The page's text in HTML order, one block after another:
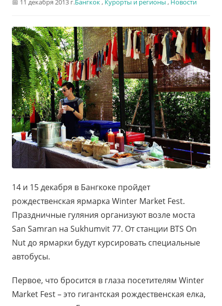
11 декабря 2013 г.Бангкок, Курорты и регионы , Новости
14 и 15 декабря в Бангкоке пройдет
рождественская ярмарка Winter Market Fest.
Праздничные гуляния организуют возле моста
San Samran на Sukhumvit 77. От станции BTS On
Nut до ярмарки будут курсировать специальные
автобусы.
Первое, что бросится в глаза посетителям Winter
Market Fest – это гигантская рождественская елка,